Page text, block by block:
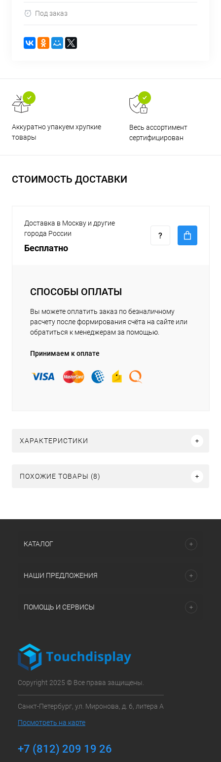
Под заказ
Аккуратно упакуем хрупкие
товары
Весь ассортимент
сертифицирован
СТОИМОСТЬ ДОСТАВКИ
Доставка в Москву и другие
города России
Бесплатно
СПОСОБЫ ОПЛАТЫ
Вы можете оплатить заказ по безналичному
расчету после формирования счёта на сайте или
обратиться к менеджерам за помощью.
Принимаем к оплате
ХАРАКТЕРИСТИКИ
ПОХОЖИЕ ТОВАРЫ (8)
КАТАЛОГ
НАШИ ПРЕДЛОЖЕНИЯ
ПОМОЩЬ И СЕРВИСЫ
Copyright 2025 © Все права защищены.
Санкт-Петербург, ул. Миронова, д. 6, литера А
Посмотреть на карте
+7 (812) 209 19 26